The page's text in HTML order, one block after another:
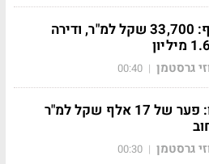
רמת יוסף: 33,700 שקל למ"ר, ודירה
גרסטמן |
00:40
יד אליהו: פער של 17 אלף שקל למ"ר
גרסטמן |
00:30